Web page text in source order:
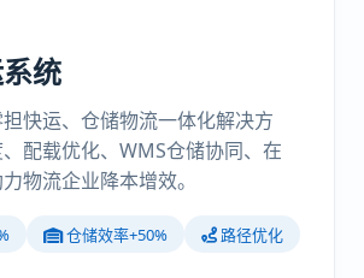
统
快运、仓储物流一体化解决方
配载优化、WMS仓储协同、在
物流企业降本增效。
仓储效率+50% 路径优化